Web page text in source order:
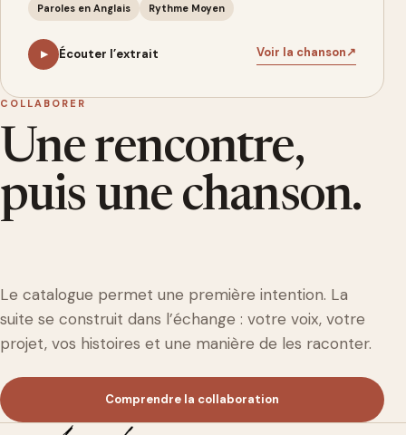
Paroles en Anglais Rythme Moyen
▶ Écouter l’extrait Voir la chanson
COLLABORER
Une rencontre,
puis une chanson.
Le catalogue permet une première intention. La
suite se construit dans l’échange : votre voix, votre
projet, vos histoires et une manière de les raconter.
Comprendre la collaboration